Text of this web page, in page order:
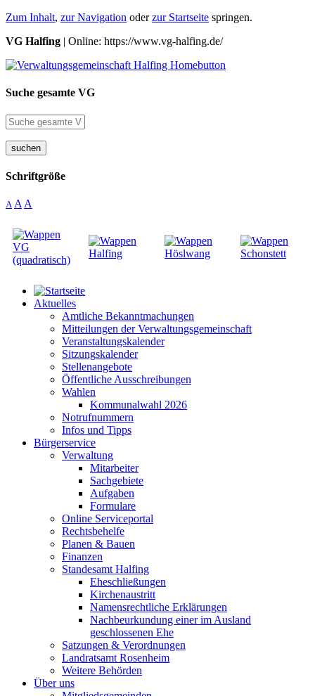
Zum Inhalt, zur Navigation oderzur Startseite springen.
VG Halfing | Online: https://www.vg-halfing.de/
Suche gesamte VG
suchen
Schriftgröße
A A A
Aktuelles
Amtliche Bekanntmachungen
Mitteilungen der Verwaltungsgemeinschaft
Veranstaltungskalender
Sitzungskalender
Stellenangebote
Öffentliche Ausschreibungen
Wahlen
Kommunalwahl 2026
Notrufnummern
Infos und Tipps
Bürgerservice
Verwaltung
Mitarbeiter
Sachgebiete
Aufgaben
Formulare
Online Serviceportal
Rechtsbehelfe
Planen & Bauen
Finanzen
Standesamt Halfing
Eheschließungen
Kirchenaustritt
Namensrechtliche Erklärungen
Nachbeurkundung einer im Ausland
geschlossenen Ehe
Satzungen & Verordnungen
Landratsamt Rosenheim
Weitere Behörden
Über uns